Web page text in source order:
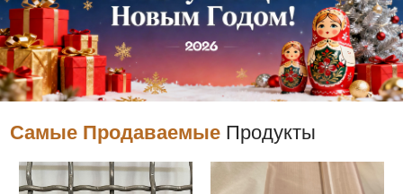
Самые Продаваемые Продукты